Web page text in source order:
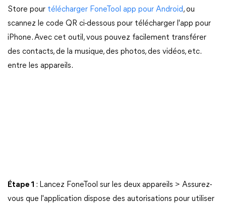
Store pour télécharger FoneTool app pour Android, ou
scannez le code QR ci-dessous pour télécharger l'app pour
iPhone. Avec cet outil, vous pouvez facilement transférer
des contacts, de la musique, des photos, des vidéos, etc.
entre les appareils.
Étape 1 : Lancez FoneTool sur les deux appareils > Assurez-
vous que l'application dispose des autorisations pour utiliser